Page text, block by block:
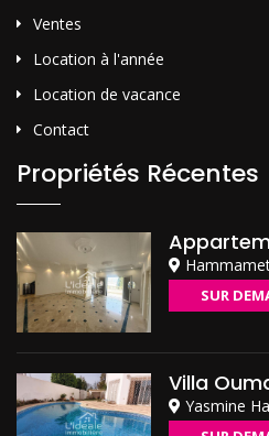
Ventes
Location à l'année
Location de vacance
Contact
Propriétés Récentes
SUR
Villa
Yasmine